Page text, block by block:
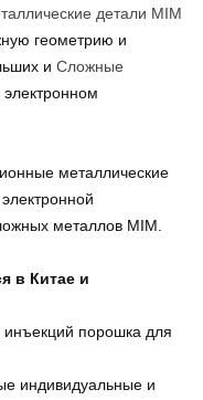
детали MIM
геометрию и
и Сложные
металлические
металлов MIM.
в Китае и
порошка для
индивидуальные и